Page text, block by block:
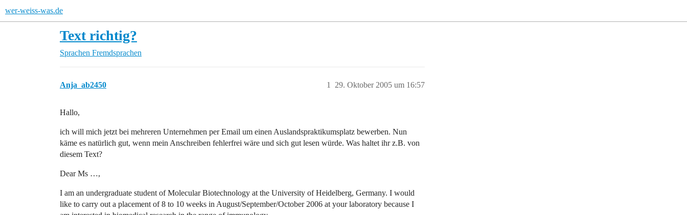
wer-weiss-was.de
Text richtig?
Sprachen Fremdsprachen
Anja_ab2450 29. Oktober 2005 um 16:57
1
Hallo,
ich will mich jetzt bei mehreren Unternehmen per Email um einen Auslandspraktikumsplatz bewerben. Nun
käme es natürlich gut, wenn mein Anschreiben fehlerfrei wäre und sich gut lesen würde. Was haltet ihr z.B. von
diesem Text?
Dear Ms …,
I am an undergraduate student of Molecular Biotechnology at the University of Heidelberg, Germany. I would
like to carry out a placement of 8 to 10 weeks in August/September/October 2006 at your laboratory because I